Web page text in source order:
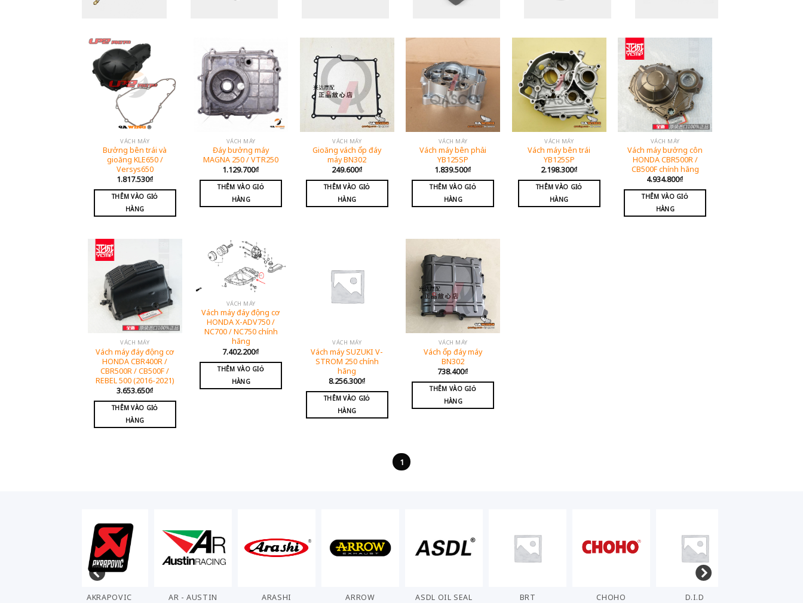
VÁCH MÁY
Bưởng bên trái và
gioăng KLE650 /
Versys650
1.817.530₫
THÊM VÀO GIỎ
HÀNG
VÁCH MÁY
Đáy bưởng máy
MAGNA 250 / VTR250
1.129.700₫
THÊM VÀO GIỎ
HÀNG
VÁCH MÁY
Gioăng vách ốp đáy
máy BN302
249.600₫
THÊM VÀO GIỎ
HÀNG
VÁCH MÁY
Vách máy bên phải
YB125SP
1.839.500₫
THÊM VÀO GIỎ
HÀNG
VÁCH MÁY
Vách máy bên trái
YB125SP
2.198.300₫
THÊM VÀO GIỎ
HÀNG
VÁCH MÁY
Vách máy bưởng côn
HONDA CBR500R /
CB500F chính hãng
4.934.800₫
THÊM VÀO GIỎ
HÀNG
VÁCH MÁY
Vách máy đáy động cơ
HONDA CBR400R /
CBR500R / CB500F /
REBEL 500 (2016-2021)
3.653.650₫
THÊM VÀO GIỎ
HÀNG
VÁCH MÁY
Vách máy đáy động cơ
HONDA X-ADV750 /
NC700 / NC750 chính
hãng
7.402.200₫
THÊM VÀO GIỎ
HÀNG
VÁCH MÁY
Vách máy SUZUKI V-
STROM 250 chính
hãng
8.256.300₫
THÊM VÀO GIỎ
HÀNG
VÁCH MÁY
Vách ốp đáy máy
BN302
738.400₫
THÊM VÀO GIỎ
HÀNG
1
AKRAPOVIC
AR - AUSTIN
ARASHI ARROW ASDL OIL SEAL BRT CHOHO D.I.D